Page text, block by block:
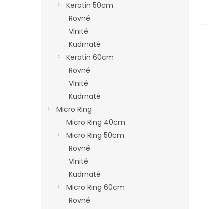
Keratin 50cm
Rovné
Vlnité
Kudrnaté
Keratin 60cm
Rovné
Vlnité
Kudrnaté
Micro Ring
Micro Ring 40cm
Micro Ring 50cm
Rovné
Vlnité
Kudrnaté
Micro Ring 60cm
Rovné